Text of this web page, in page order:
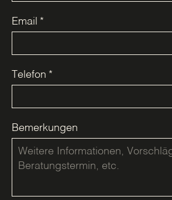
Email *
Telefon *
Bemerkungen